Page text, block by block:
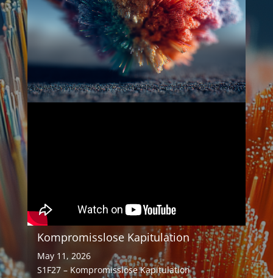
Kompromisslose Kapitulation
May 11, 2026
S1F27 – Kompromisslose Kapitulation